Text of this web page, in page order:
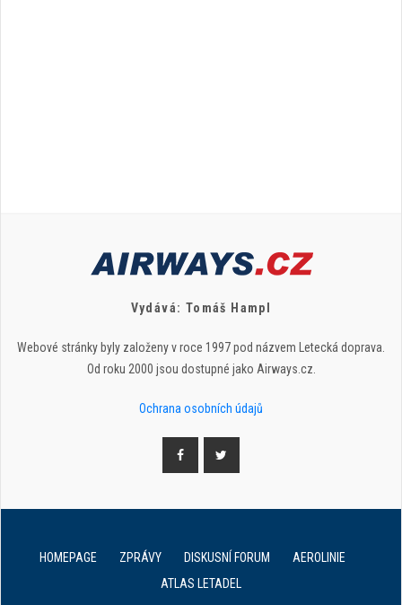
Vydává: Tomáš Hampl
Webové stránky byly založeny v roce 1997 pod názvem Letecká doprava.
Od roku 2000 jsou dostupné jako Airways.cz.
Ochrana osobních údajů
HOMEPAGE ZPRÁVY DISKUSNÍ FORUM
AEROLINIE
ATLAS LETADEL